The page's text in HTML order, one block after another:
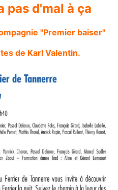
pas d'mal à ça
"Premier baiser"
de Karl Valentin.